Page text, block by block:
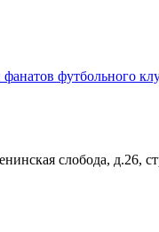
слобода, д.26,